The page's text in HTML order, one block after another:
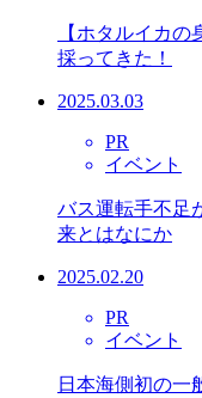
【ホタルイカ
採ってきた！
2025.03.03
PR
イベント
バス運転手不足
来とはなにか
2025.02.20
PR
イベント
日本海側初の一